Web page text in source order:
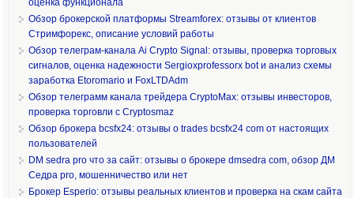
Обзор брокерской платформы Streamforex: отзывы от клиентов
Стримфорекс, описание условий работы
Обзор телеграм-канала Ai Crypto Signal: отзывы, проверка торговых
сигналов, оценка надежности Sergioxprofessorx bot и анализ схемы
заработка Etoromario и FoxLTDAdm
Обзор телеграмм канала трейдера CryptoMax: отзывы инвесторов,
проверка торговли с Cryptosmaz
Обзор брокера bcsfx24: отзывы о trades bcsfx24 com от настоящих
пользователей
DM sedra pro что за сайт: отзывы о брокере dmsedra com, обзор ДМ
Седра pro, мошенничество или нет
Брокер Esperio: отзывы реальных клиентов и проверка на скам сайта